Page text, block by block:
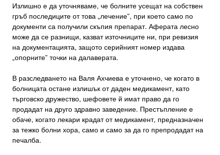
Излишно е да уточняваме, че болните усещат на собствен
гръб последиците от това „лечение”, при което само по
документи са получили скъпия препарат. Аферата лесно
може да се разнищи, казват източниците ни, при ревизия
на документацията, защото серийният номер издава
„опорните” точки на далаверата.
В разследването на Валя Ахчиева е уточнено, че когато в
болницата остане излишък от даден медикамент, като
търговско дружество, шефовете й имат право да го
продадат на друго здравно заведение. Престъпление е
обаче, когато лекари крадат от медикамент, предназначен
за тежко болни хора, само и само за да го препродадат на
печалба.